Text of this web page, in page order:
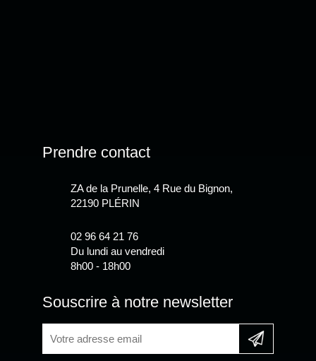
Prendre contact
ZA de la Prunelle, 4 Rue du Bignon,
22190 PLÉRIN
02 96 64 21 76
Du lundi au vendredi
8h00 - 18h00
Souscrire à notre newsletter